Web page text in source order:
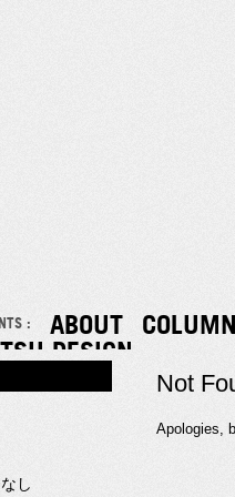
: ABOUT
Not
Apologies,
し